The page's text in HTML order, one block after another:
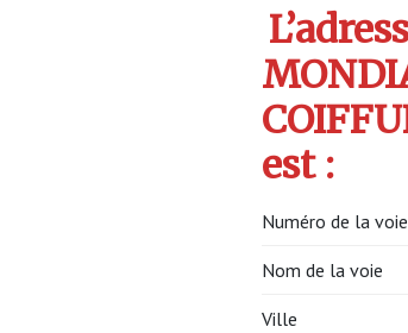
est :
Numéro de la voie
Nom de la voie
Ville